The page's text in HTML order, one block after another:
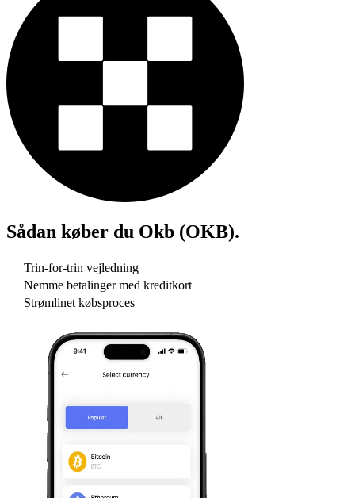
Sådan køber du Okb (OKB).
Trin-for-trin vejledning
Nemme betalinger med kreditkort
Strømlinet købsproces